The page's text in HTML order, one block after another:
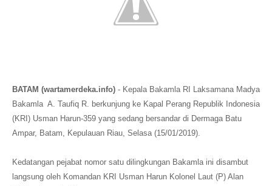
BATAM (wartamerdeka.info) - Kepala Bakamla RI Laksamana Madya
Bakamla A. Taufiq R. berkunjung ke Kapal Perang Republik Indonesia
(KRI) Usman Harun-359 yang sedang bersandar di Dermaga Batu
Ampar, Batam, Kepulauan Riau, Selasa (15/01/2019).
Kedatangan pejabat nomor satu dilingkungan Bakamla ini disambut
langsung oleh Komandan KRI Usman Harun Kolonel Laut (P) Alan